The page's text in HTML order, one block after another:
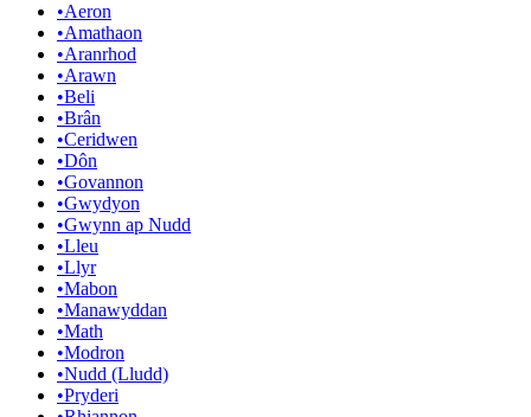
•Aeron
•Amathaon
•Aranrhod
•Arawn
•Beli
•Brân
•Ceridwen
•Dôn
•Govannon
•Gwydyon
•Gwynn ap Nudd
•Lleu
•Llyr
•Mabon
•Manawyddan
•Math
•Modron
•Nudd (Lludd)
•Pryderi